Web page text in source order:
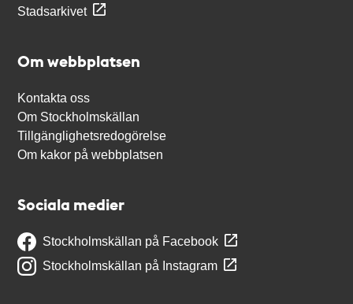
Stadsarkivet
Om webbplatsen
Kontakta oss
Om Stockholmskällan
Tillgänglighetsredogörelse
Om kakor på webbplatsen
Sociala medier
Stockholmskällan på Facebook
Stockholmskällan på Instagram